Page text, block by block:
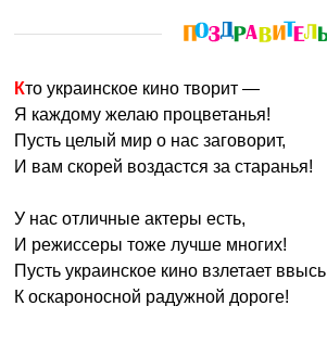
Кто украинское кино творит —
Я каждому желаю процветанья!
Пусть целый мир о нас заговорит,
И вам скорей воздастся за старанья!
У нас отличные актеры есть,
И режиссеры тоже лучше многих!
Пусть украинское кино взлетает ввысь
К оскароносной радужной дороге!